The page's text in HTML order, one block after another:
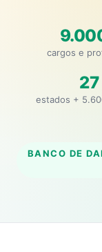
cargos e
27
estados +
BANCO DE